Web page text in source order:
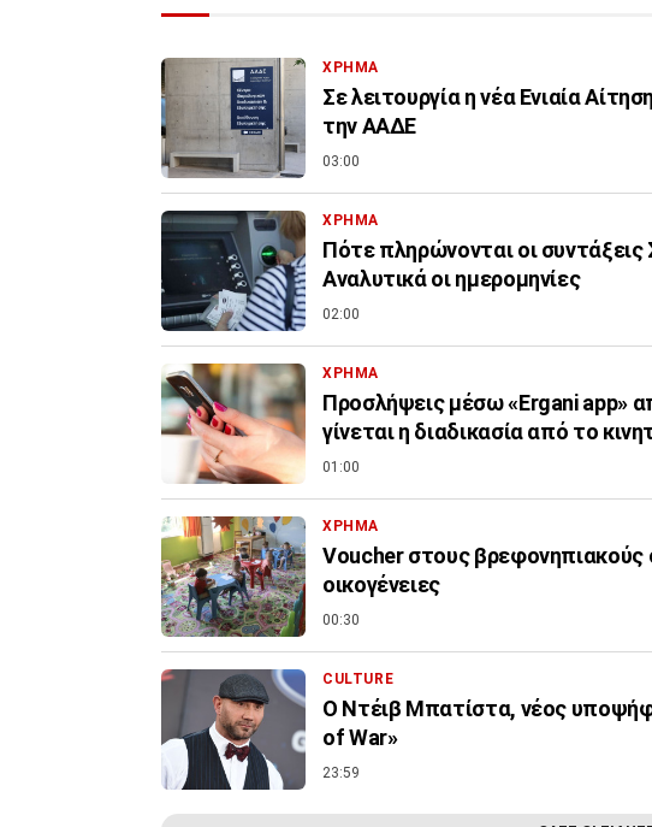
ΧΡΗΜΑ
Σε λειτουργία η νέα Ενιαία
την ΑΑΔΕ
03:00
ΧΡΗΜΑ
Πότε πληρώνονται οι
Αναλυτικά οι ημερομηνίες
02:00
ΧΡΗΜΑ
Προσλήψεις μέσω «Ergani app»
γίνεται η διαδικασία από το
01:00
ΧΡΗΜΑ
Voucher στους βρεφονηπιακούς
οικογένειες
00:30
CULTURE
Ο Ντέιβ Μπατίστα, νέος
of War»
23:59